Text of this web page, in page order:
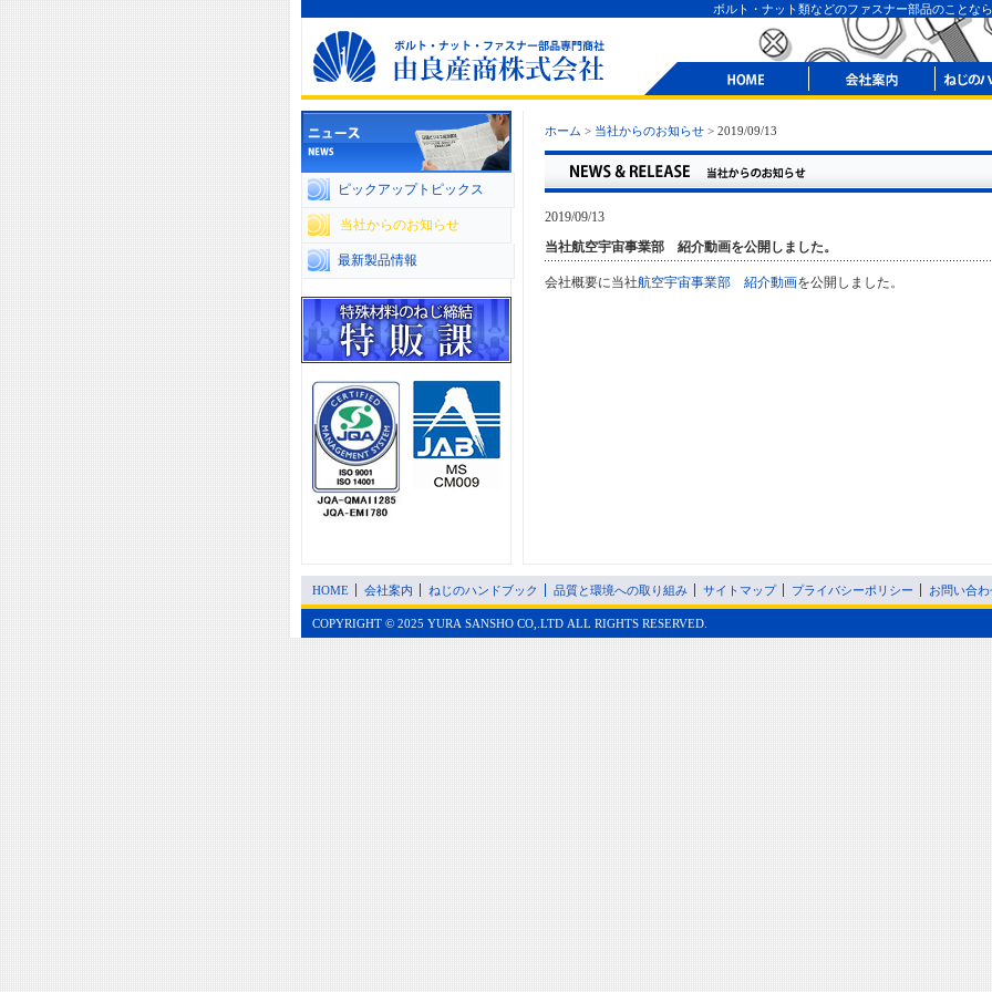
ボルト・ナット類などのファスナー部品のことな
ピックアップトピックス
当社からのお知らせ
最新製品情報
ホーム > 当社からのお知らせ > 2019/09/13
2019/09/13
当社航空宇宙事業部 紹介動画を公開しました。
会社概要に当社航空宇宙事業部 紹介動画を公開しました。
HOME 会社案内 ねじのハンドブック 品質と環境への取り組み サイトマップ プライバシーポリシー お問い合わ
COPYRIGHT © 2025 YURA SANSHO CO,.LTD ALL RIGHTS RESERVED.